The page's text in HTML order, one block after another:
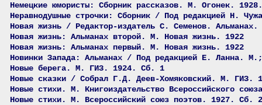
Немецкие юмористы: Сборник рассказов. М. Огонек.
Неравнодушные строчки: Сборник / Под редакцией Н.
Новая жизнь / Редактор-издатель С. Семенов.
Новая жизнь: Альманах второй. М. Новая жизнь. 1922
Новая жизнь: Альманах первый. М. Новая жизнь. 1922
Новинки Запада: Альманах / Под редакцией Е. Ланна.
Новые берега. М. ГИЗ. 1924. Сб. 1
Новые сказки / Собрал Г.Д. Деев-Хомяковский. М. ГИЗ.
Новые стихи. М. Книгоиздательство Всероссийского
Новые стихи. М. Всероссийский союз поэтов. 1927. Сб. 2